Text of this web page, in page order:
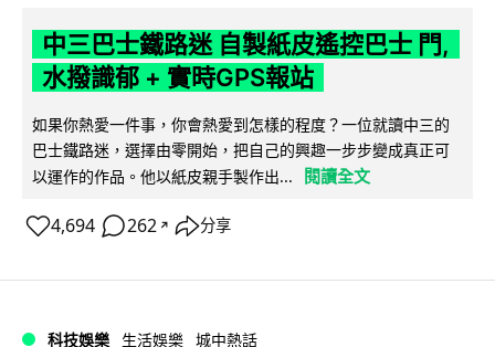
中三巴士鐵路迷 自製紙皮遙控巴士 門,
水撥識郁 + 實時GPS報站
如果你熱愛一件事，你會熱愛到怎樣的程度？一位就讀中三的
巴士鐵路迷，選擇由零開始，把自己的興趣一步步變成真正可
以運作的作品。他以紙皮親手製作出...
閱讀全文
4,694 262 ↗ 分享
科技娛樂 生活娛樂 城中熱話